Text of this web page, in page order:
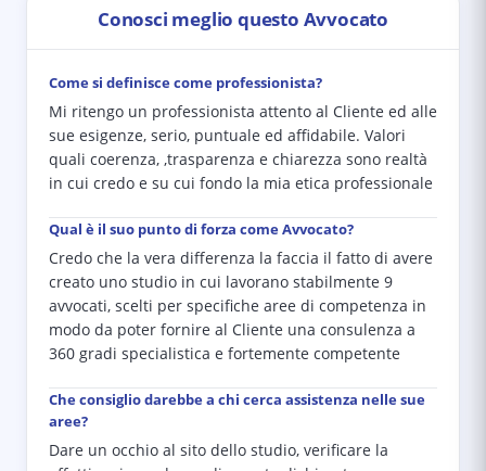
Conosci meglio questo Avvocato
Come si definisce come professionista?
Mi ritengo un professionista attento al Cliente ed alle
sue esigenze, serio, puntuale ed affidabile. Valori
quali coerenza, ,trasparenza e chiarezza sono realtà
in cui credo e su cui fondo la mia etica professionale
Qual è il suo punto di forza come Avvocato?
Credo che la vera differenza la faccia il fatto di avere
creato uno studio in cui lavorano stabilmente 9
avvocati, scelti per specifiche aree di competenza in
modo da poter fornire al Cliente una consulenza a
360 gradi specialistica e fortemente competente
Che consiglio darebbe a chi cerca assistenza nelle sue
aree?
Dare un occhio al sito dello studio, verificare la